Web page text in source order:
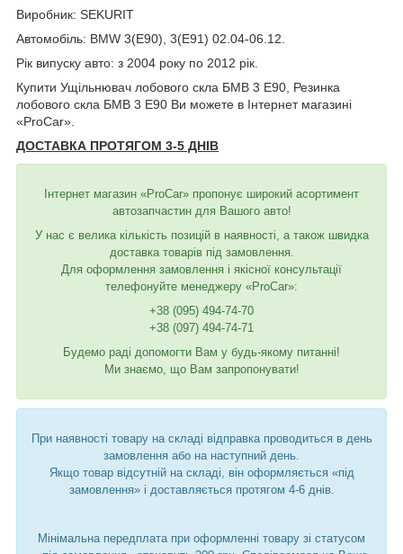
Виробник: SEKURIT
Автомобіль: BMW 3(E90), 3(E91) 02.04-06.12.
Рік випуску авто: з 2004 року по 2012 рік.
Купити Ущільнювач лобового скла БМВ 3 Е90, Резинка
лобового скла БМВ 3 Е90 Ви можете в Інтернет магазині
«ProCar».
ДОСТАВКА ПРОТЯГОМ 3-5 ДНІВ
Інтернет магазин «ProCar» пропонує широкий асортимент
автозапчастин для Вашого авто!
У нас є велика кількість позицій в наявності, а також швидка
доставка товарів під замовлення.
Для оформлення замовлення і якісної консультації
телефонуйте менеджеру «ProCar»:
+38 (095) 494-74-70
+38 (097) 494-74-71
Будемо раді допомогти Вам у будь-якому питанні!
Ми знаємо, що Вам запропонувати!
При наявності товару на складі відправка проводиться в день
замовлення або на наступний день.
Якщо товар відсутній на складі, він оформляється «під
замовлення» і доставляється протягом 4-6 днів.
Мінімальна передплата при оформленні товару зі статусом